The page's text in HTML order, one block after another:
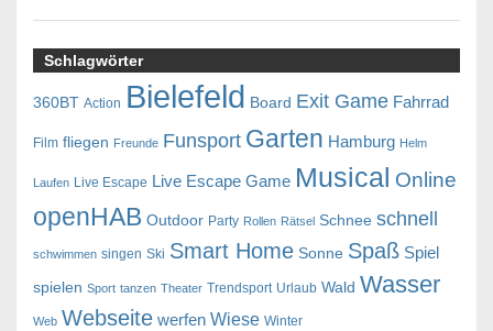
Schlagwörter
360BT Action Bielefeld Board Exit Game Fahrrad
Film fliegen Freunde Funsport Garten Hamburg Helm
Laufen Live Escape Live Escape Game Musical Online
openHAB Outdoor Party Rollen Rätsel Schnee schnell
schwimmen singen Ski Smart Home Sonne Spaß Spiel
spielen Sport tanzen Theater Trendsport Urlaub Wald Wasser
Web Webseite werfen Wiese Winter